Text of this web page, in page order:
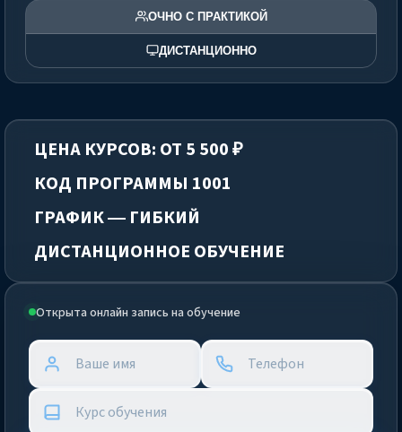
Открыта онлайн запись на обучение
ОЧНО С ПРАКТИКОЙ
ДИСТАНЦИОННО
ЦЕНА КУРСОВ: ОТ 5 500 ₽
КОД ПРОГРАММЫ 1001
ГРАФИК — ГИБКИЙ
ДИСТАНЦИОННОЕ ОБУЧЕНИЕ